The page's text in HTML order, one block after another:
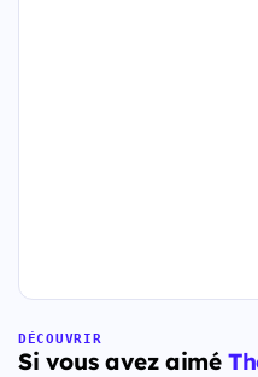
DÉCOUVRIR
Si vous avez aimé